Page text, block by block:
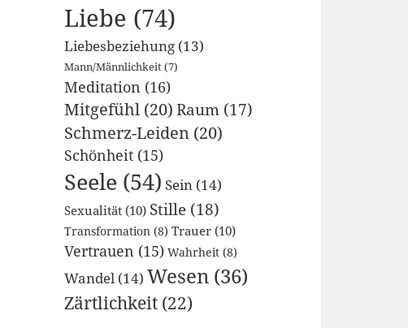
Liebe (74)
Liebesbeziehung (13)
Mann/Männlichkeit(7)
Meditation (16)
Mitgefühl (20)Raum (17)
Schmerz-Leiden (20)
Schönheit (15)
Seele (54) Sein (14)
Sexualität (10) Stille (18)
Transformation (8) Trauer (10)
Vertrauen (15) Wahrheit (8)
Wandel (14) Wesen (36)
Zärtlichkeit (22)